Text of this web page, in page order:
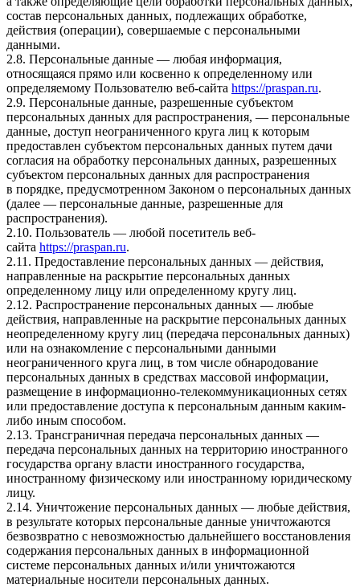
состав персональных данных, подлежащих обработке,
действия (операции), совершаемые с персональными
данными.
2.8. Персональные данные — любая информация,
относящаяся прямо или косвенно к определенному или
определяемому Пользователю веб-сайта https://praspan.ru.
2.9. Персональные данные, разрешенные субъектом
персональных данных для распространения, — персональные
данные, доступ неограниченного круга лиц к которым
предоставлен субъектом персональных данных путем дачи
согласия на обработку персональных данных, разрешенных
субъектом персональных данных для распространения
в порядке, предусмотренном Законом о персональных данных
(далее — персональные данные, разрешенные для
распространения).
2.10. Пользователь — любой посетитель веб-
сайта https://praspan.ru.
2.11. Предоставление персональных данных — действия,
направленные на раскрытие персональных данных
определенному лицу или определенному кругу лиц.
2.12. Распространение персональных данных — любые
действия, направленные на раскрытие персональных данных
неопределенному кругу лиц (передача персональных данных)
или на ознакомление с персональными данными
неограниченного круга лиц, в том числе обнародование
персональных данных в средствах массовой информации,
размещение в информационно-телекоммуникационных сетях
или предоставление доступа к персональным данным каким-
либо иным способом.
2.13. Трансграничная передача персональных данных —
передача персональных данных на территорию иностранного
государства органу власти иностранного государства,
иностранному физическому или иностранному юридическому
лицу.
2.14. Уничтожение персональных данных — любые действия,
в результате которых персональные данные уничтожаются
безвозвратно с невозможностью дальнейшего восстановления
содержания персональных данных в информационной
системе персональных данных и/или уничтожаются
материальные носители персональных данных.